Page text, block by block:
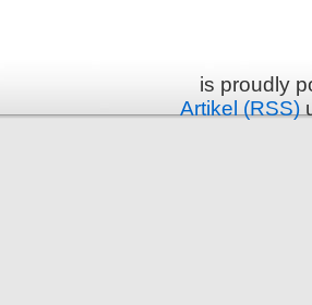
is proudly
Artikel (RSS)